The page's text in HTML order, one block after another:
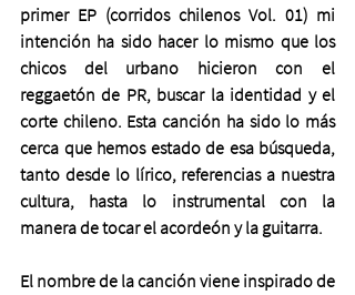
primer EP (corridos chilenos Vol. 01) mi
intención ha sido hacer lo mismo que los
chicos del urbano hicieron con el
reggaetón de PR, buscar la identidad y el
corte chileno. Esta canción ha sido lo más
cerca que hemos estado de esa búsqueda,
tanto desde lo lírico, referencias a nuestra
cultura, hasta lo instrumental con la
manera de tocar el acordeón y la guitarra.
El nombre de la canción viene inspirado de